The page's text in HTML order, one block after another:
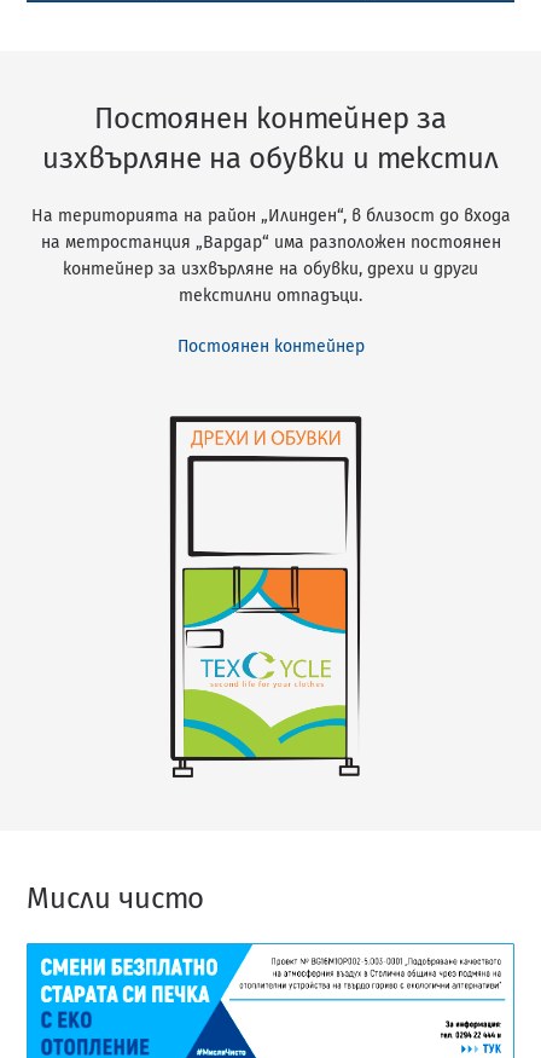
Постоянен контейнер за
изхвърляне на обувки и текстил
На територията на район „Илинден“, в близост до входа
на метростанция „Вардар“ има разположен постоянен
контейнер за изхвърляне на обувки, дрехи и други
текстилни отпадъци.
Постоянен контейнер
Мисли чисто